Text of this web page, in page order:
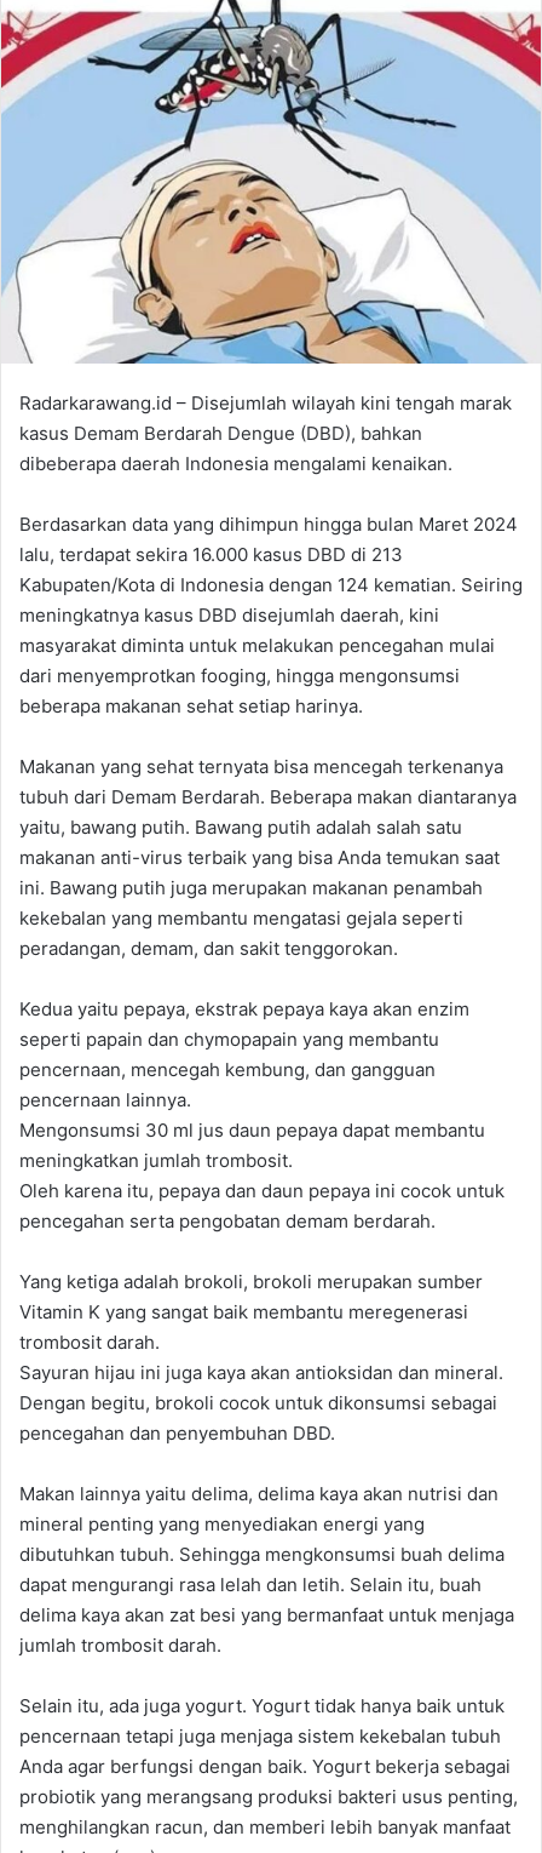
Radarkarawang.id – Disejumlah wilayah kini tengah marak
kasus Demam Berdarah Dengue (DBD), bahkan
dibeberapa daerah Indonesia mengalami kenaikan.
Berdasarkan data yang dihimpun hingga bulan Maret 2024
lalu, terdapat sekira 16.000 kasus DBD di 213
Kabupaten/Kota di Indonesia dengan 124 kematian. Seiring
meningkatnya kasus DBD disejumlah daerah, kini
masyarakat diminta untuk melakukan pencegahan mulai
dari menyemprotkan fooging, hingga mengonsumsi
beberapa makanan sehat setiap harinya.
Makanan yang sehat ternyata bisa mencegah terkenanya
tubuh dari Demam Berdarah. Beberapa makan diantaranya
yaitu, bawang putih. Bawang putih adalah salah satu
makanan anti-virus terbaik yang bisa Anda temukan saat
ini. Bawang putih juga merupakan makanan penambah
kekebalan yang membantu mengatasi gejala seperti
peradangan, demam, dan sakit tenggorokan.
Kedua yaitu pepaya, ekstrak pepaya kaya akan enzim
seperti papain dan chymopapain yang membantu
pencernaan, mencegah kembung, dan gangguan
pencernaan lainnya.
Mengonsumsi 30 ml jus daun pepaya dapat membantu
meningkatkan jumlah trombosit.
Oleh karena itu, pepaya dan daun pepaya ini cocok untuk
pencegahan serta pengobatan demam berdarah.
Yang ketiga adalah brokoli, brokoli merupakan sumber
Vitamin K yang sangat baik membantu meregenerasi
trombosit darah.
Sayuran hijau ini juga kaya akan antioksidan dan mineral.
Dengan begitu, brokoli cocok untuk dikonsumsi sebagai
pencegahan dan penyembuhan DBD.
Makan lainnya yaitu delima, delima kaya akan nutrisi dan
mineral penting yang menyediakan energi yang
dibutuhkan tubuh. Sehingga mengkonsumsi buah delima
dapat mengurangi rasa lelah dan letih. Selain itu, buah
delima kaya akan zat besi yang bermanfaat untuk menjaga
jumlah trombosit darah.
Selain itu, ada juga yogurt. Yogurt tidak hanya baik untuk
pencernaan tetapi juga menjaga sistem kekebalan tubuh
Anda agar berfungsi dengan baik. Yogurt bekerja sebagai
probiotik yang merangsang produksi bakteri usus penting,
menghilangkan racun, dan memberi lebih banyak manfaat